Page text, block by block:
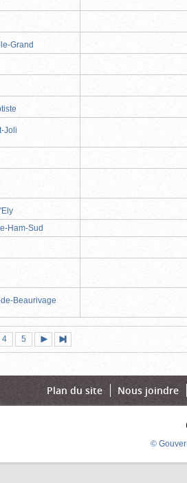
Grand
Joli
Ham-Sud
Beaurivage
Page
4 Page
5
suivante
page
Plan du site Nous joindre
©